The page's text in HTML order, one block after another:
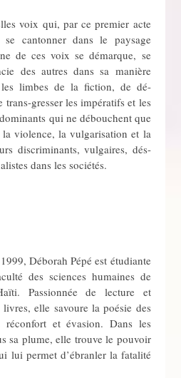
voix qui, par ce premier acte
se cantonner dans le paysage
de ces voix se démarque, se
des autres dans sa manière
limbes de la fiction, de dé-
gresser les impératifs et les
qui ne débouchent que
violence, la vulgarisation et la
discriminants, vulgaires, dés-
dans les sociétés.
Déborah Pépé est étudiante
des sciences humaines de
Passionnée de lecture et
elle savoure la poésie des
et évasion. Dans les
sa plume, elle trouve le pouvoir
lui permet d’ébranler la fatalité